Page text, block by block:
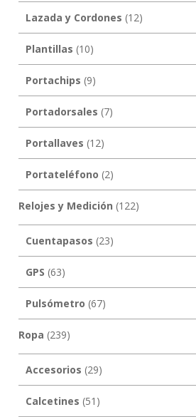
Lazada y Cordones (12)
Plantillas (10)
Portachips (9)
Portadorsales (7)
Portallaves (12)
Portateléfono (2)
Relojes y Medición (122)
Cuentapasos (23)
GPS (63)
Pulsómetro (67)
Ropa (239)
Accesorios (29)
Calcetines (51)